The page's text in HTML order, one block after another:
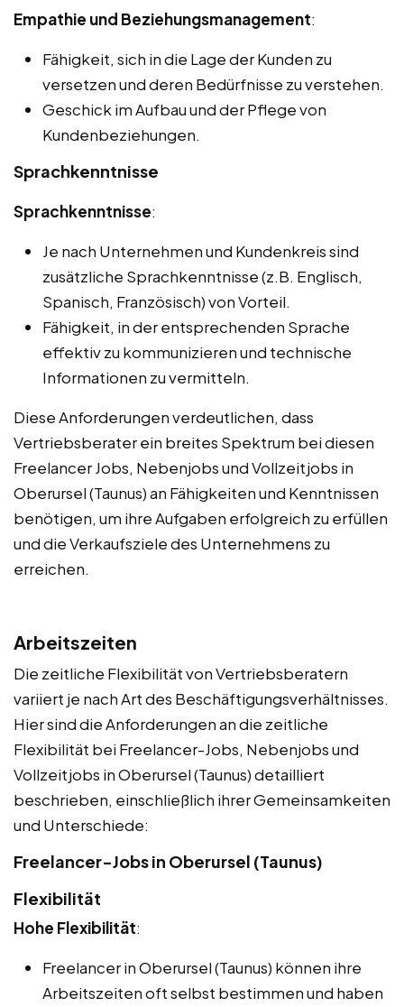
Empathie und Beziehungsmanagement:
Fähigkeit, sich in die Lage der Kunden zu
versetzen und deren Bedürfnisse zu verstehen.
Geschick im Aufbau und der Pflege von
Kundenbeziehungen.
Sprachkenntnisse
Sprachkenntnisse:
Je nach Unternehmen und Kundenkreis sind
zusätzliche Sprachkenntnisse (z.B. Englisch,
Spanisch, Französisch) von Vorteil.
Fähigkeit, in der entsprechenden Sprache
effektiv zu kommunizieren und technische
Informationen zu vermitteln.
Diese Anforderungen verdeutlichen, dass
Vertriebsberater ein breites Spektrum bei diesen
Freelancer Jobs, Nebenjobs und Vollzeitjobs in
Oberursel (Taunus) an Fähigkeiten und Kenntnissen
benötigen, um ihre Aufgaben erfolgreich zu erfüllen
und die Verkaufsziele des Unternehmens zu
erreichen.
Arbeitszeiten
Die zeitliche Flexibilität von Vertriebsberatern
variiert je nach Art des Beschäftigungsverhältnisses.
Hier sind die Anforderungen an die zeitliche
Flexibilität bei Freelancer-Jobs, Nebenjobs und
Vollzeitjobs in Oberursel (Taunus) detailliert
beschrieben, einschließlich ihrer Gemeinsamkeiten
und Unterschiede:
Freelancer-Jobs in Oberursel (Taunus)
Flexibilität
Hohe Flexibilität:
Freelancer in Oberursel (Taunus) können ihre
Arbeitszeiten oft selbst bestimmen und haben